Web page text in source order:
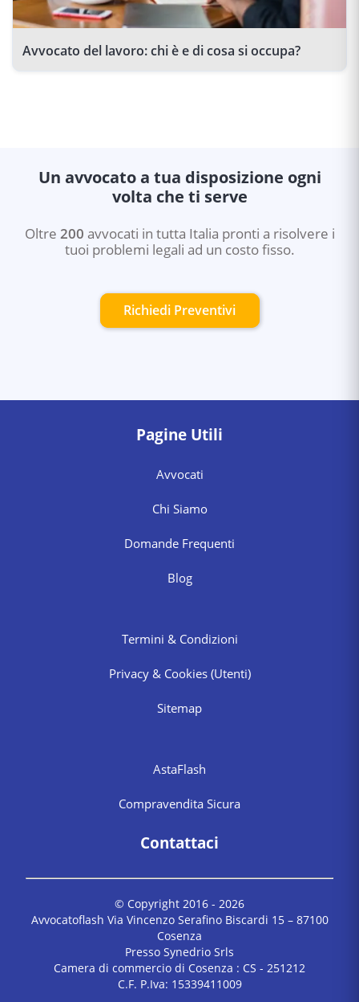
Avvocato del lavoro: chi è e di cosa si occupa?
Un avvocato a tua disposizione ogni
volta che ti serve
Oltre 200 avvocati in tutta Italia pronti a risolvere i
tuoi problemi legali ad un costo fisso.
Richiedi Preventivi
Pagine Utili
Avvocati
Chi Siamo
Domande Frequenti
Blog
Termini & Condizioni
Privacy & Cookies (Utenti)
Sitemap
AstaFlash
Compravendita Sicura
Contattaci
© Copyright 2016 - 2026
Avvocatoflash Via Vincenzo Serafino Biscardi 15 – 87100
Cosenza
Presso Synedrio Srls
Camera di commercio di Cosenza : CS - 251212
C.F. P.Iva: 15339411009